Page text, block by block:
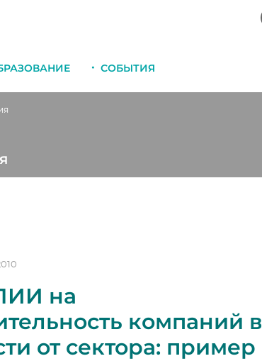
СОБЫТИЯ
на
компаний в
от сектора: пример